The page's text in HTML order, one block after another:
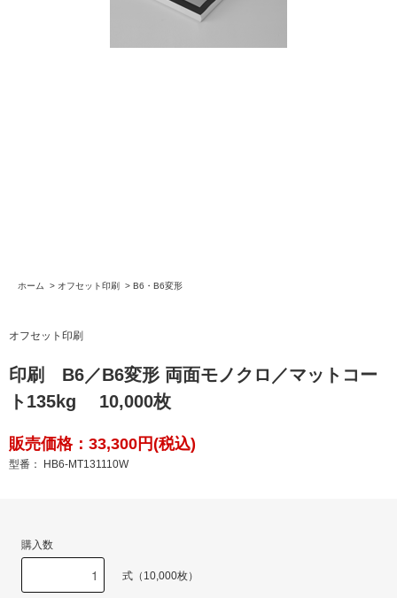
ホーム > オフセット印刷 > B6・B6変形
オフセット印刷
印刷 B6／B6変形 両面モノクロ／マットコー
ト135kg 10,000枚
販売価格：33,300円(税込)
型番： HB6-MT131110W
購入数
式（10,000枚）